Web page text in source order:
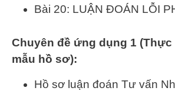
Bài 20: LUẬN ĐOÁN LỖI
Chuyên đề ứng dụng 1 (Thực
mẫu hồ sơ):
Hồ sơ luận đoán Tư vấn